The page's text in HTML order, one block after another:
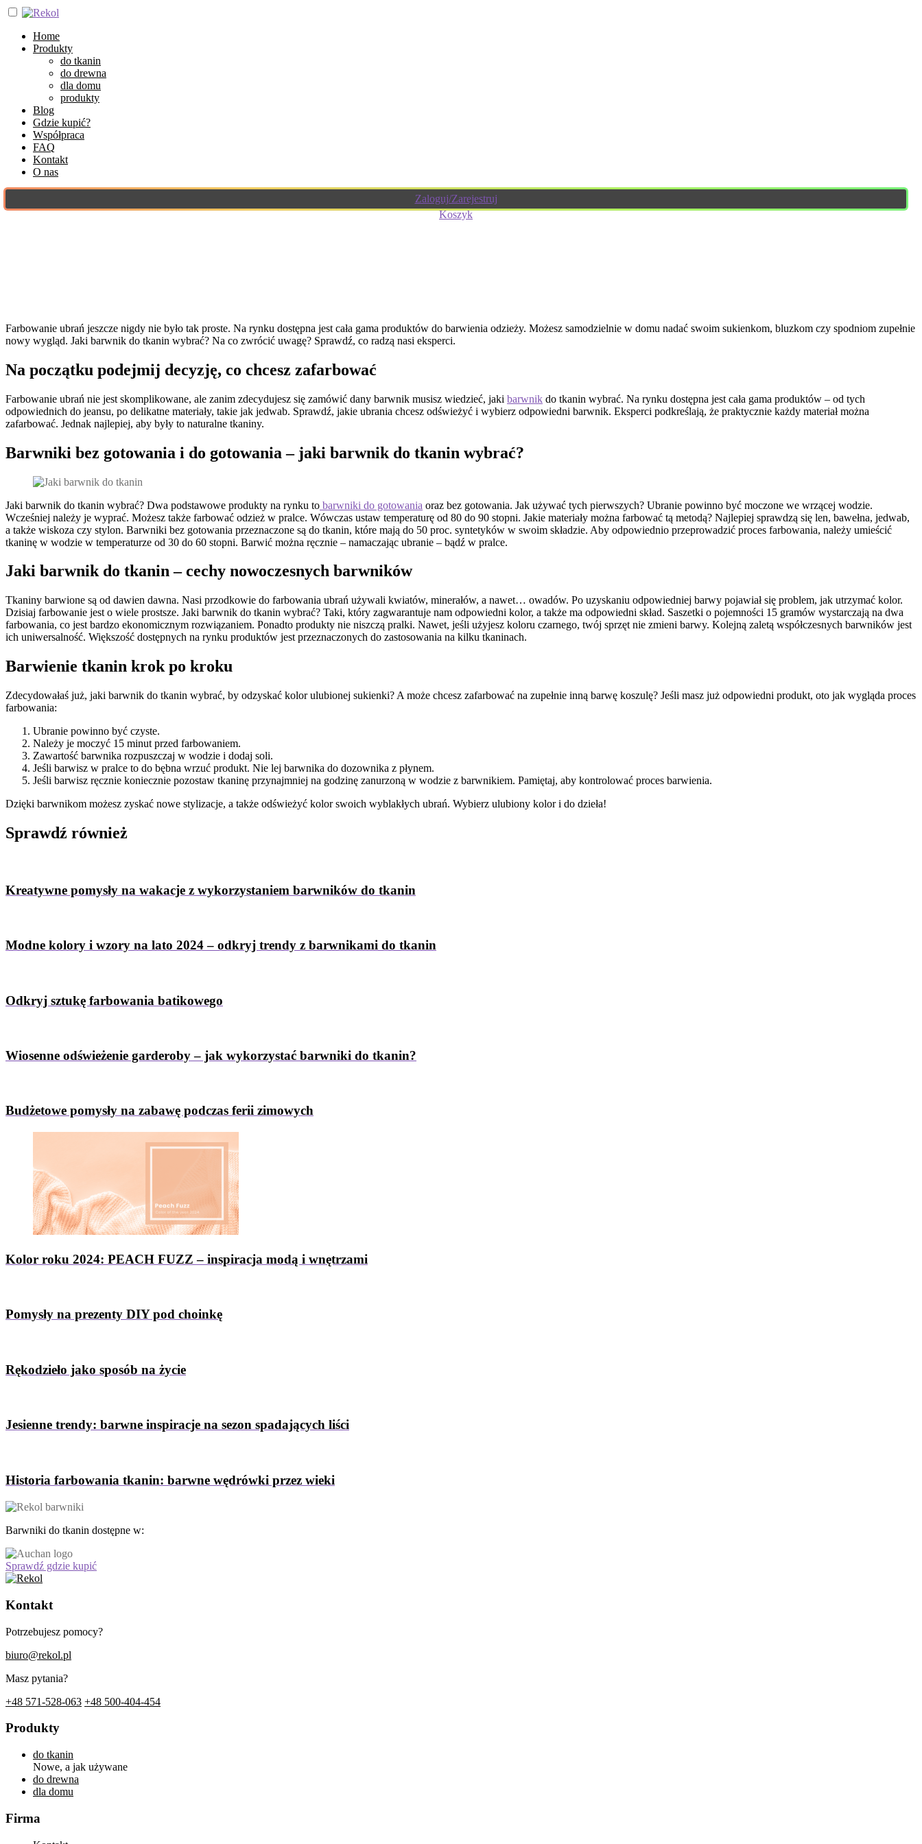
Home
Produkty
do tkanin
do drewna
dla domu
produkty
Blog
Gdzie kupić?
Współpraca
FAQ
Kontakt
O nas
Zaloguj/Zarejestruj
Koszyk
Farbowanie ubrań jeszcze nigdy nie było tak proste. Na rynku dostępna jest cała gama produktów do barwienia odzieży. Możesz samodzielnie w domu nadać swoim sukienkom, bluzkom czy spodniom zupełnie
nowy wygląd. Jaki barwnik do tkanin wybrać? Na co zwrócić uwagę? Sprawdź, co radzą nasi eksperci.
Na początku podejmij decyzję, co chcesz zafarbować
Farbowanie ubrań nie jest skomplikowane, ale zanim zdecydujesz się zamówić dany barwnik musisz wiedzieć, jaki barwnik do tkanin wybrać. Na rynku dostępna jest cała gama produktów – od tych
odpowiednich do jeansu, po delikatne materiały, takie jak jedwab. Sprawdź, jakie ubrania chcesz odświeżyć i wybierz odpowiedni barwnik. Eksperci podkreślają, że praktycznie każdy materiał można
zafarbować. Jednak najlepiej, aby były to naturalne tkaniny.
Barwniki bez gotowania i do gotowania – jaki barwnik do tkanin wybrać?
Jaki barwnik do tkanin wybrać? Dwa podstawowe produkty na rynku to barwniki do gotowania oraz bez gotowania. Jak używać tych pierwszych? Ubranie powinno być moczone we wrzącej wodzie.
Wcześniej należy je wyprać. Możesz także farbować odzież w pralce. Wówczas ustaw temperaturę od 80 do 90 stopni. Jakie materiały można farbować tą metodą? Najlepiej sprawdzą się len, bawełna, jedwab,
a także wiskoza czy stylon. Barwniki bez gotowania przeznaczone są do tkanin, które mają do 50 proc. syntetyków w swoim składzie. Aby odpowiednio przeprowadzić proces farbowania, należy umieścić
tkaninę w wodzie w temperaturze od 30 do 60 stopni. Barwić można ręcznie – namaczając ubranie – bądź w pralce.
Jaki barwnik do tkanin – cechy nowoczesnych barwników
Tkaniny barwione są od dawien dawna. Nasi przodkowie do farbowania ubrań używali kwiatów, minerałów, a nawet… owadów. Po uzyskaniu odpowiedniej barwy pojawiał się problem, jak utrzymać kolor.
Dzisiaj farbowanie jest o wiele prostsze. Jaki barwnik do tkanin wybrać? Taki, który zagwarantuje nam odpowiedni kolor, a także ma odpowiedni skład. Saszetki o pojemności 15 gramów wystarczają na dwa
farbowania, co jest bardzo ekonomicznym rozwiązaniem. Ponadto produkty nie niszczą pralki. Nawet, jeśli użyjesz koloru czarnego, twój sprzęt nie zmieni barwy. Kolejną zaletą współczesnych barwników jest
ich uniwersalność. Większość dostępnych na rynku produktów jest przeznaczonych do zastosowania na kilku tkaninach.
Barwienie tkanin krok po kroku
Zdecydowałaś już, jaki barwnik do tkanin wybrać, by odzyskać kolor ulubionej sukienki? A może chcesz zafarbować na zupełnie inną barwę koszulę? Jeśli masz już odpowiedni produkt, oto jak wygląda proces
farbowania:
Ubranie powinno być czyste.
Należy je moczyć 15 minut przed farbowaniem.
Zawartość barwnika rozpuszczaj w wodzie i dodaj soli.
Jeśli barwisz w pralce to do bębna wrzuć produkt. Nie lej barwnika do dozownika z płynem.
Jeśli barwisz ręcznie koniecznie pozostaw tkaninę przynajmniej na godzinę zanurzoną w wodzie z barwnikiem. Pamiętaj, aby kontrolować proces barwienia.
Dzięki barwnikom możesz zyskać nowe stylizacje, a także odświeżyć kolor swoich wyblakłych ubrań. Wybierz ulubiony kolor i do dzieła!
Sprawdź również
Kreatywne pomysły na wakacje z wykorzystaniem barwników do tkanin
Modne kolory i wzory na lato 2024 – odkryj trendy z barwnikami do tkanin
Odkryj sztukę farbowania batikowego
Wiosenne odświeżenie garderoby – jak wykorzystać barwniki do tkanin?
Budżetowe pomysły na zabawę podczas ferii zimowych
Kolor roku 2024: PEACH FUZZ – inspiracja modą i wnętrzami
Pomysły na prezenty DIY pod choinkę
Rękodzieło jako sposób na życie
Jesienne trendy: barwne inspiracje na sezon spadających liści
Historia farbowania tkanin: barwne wędrówki przez wieki
Barwniki do tkanin dostępne w:
Sprawdź gdzie kupić
Kontakt
Potrzebujesz pomocy?
biuro@rekol.pl
Masz pytania?
+48 571-528-063 +48 500-404-454
Produkty
do tkanin
Nowe, a jak używane
do drewna
dla domu
Firma